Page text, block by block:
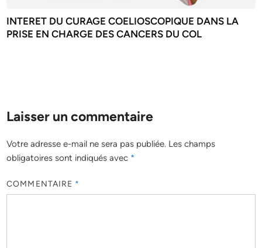
INTERET DU CURAGE COELIOSCOPIQUE DANS LA
PRISE EN CHARGE DES CANCERS DU COL
Laisser un commentaire
Votre adresse e-mail ne sera pas publiée. Les champs
obligatoires sont indiqués avec *
COMMENTAIRE *